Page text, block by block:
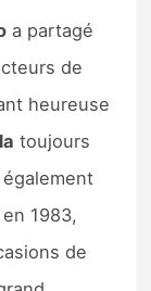
a partagé
de
heureuse
toujours
en 1983,
de